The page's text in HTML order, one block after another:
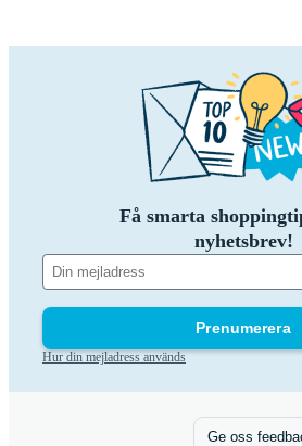
Få smarta
nyhetsbrev!
Prenumerera
Hur din mejladress används
Ge oss